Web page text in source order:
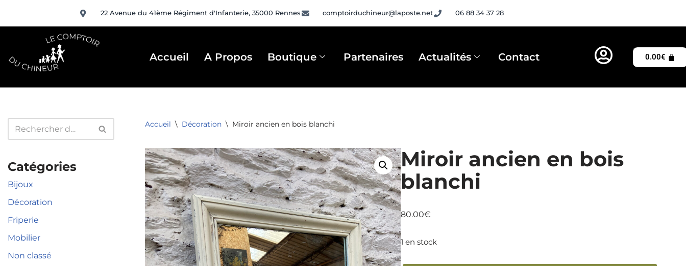
Aller
22 Avenue du 41ème Régiment d'Infanterie, 35000 Rennes comptoirduchineur@laposte.net 06 88 34 37 28
Accueil A Propos Boutique Partenaires Actualités Contact 0.00€
Catégories
Bijoux
Décoration
Friperie
Mobilier
Non classé
Accueil \ Décoration \ Miroir ancien en bois blanchi
Miroir ancien en bois
blanchi
80.00€
1 en stock